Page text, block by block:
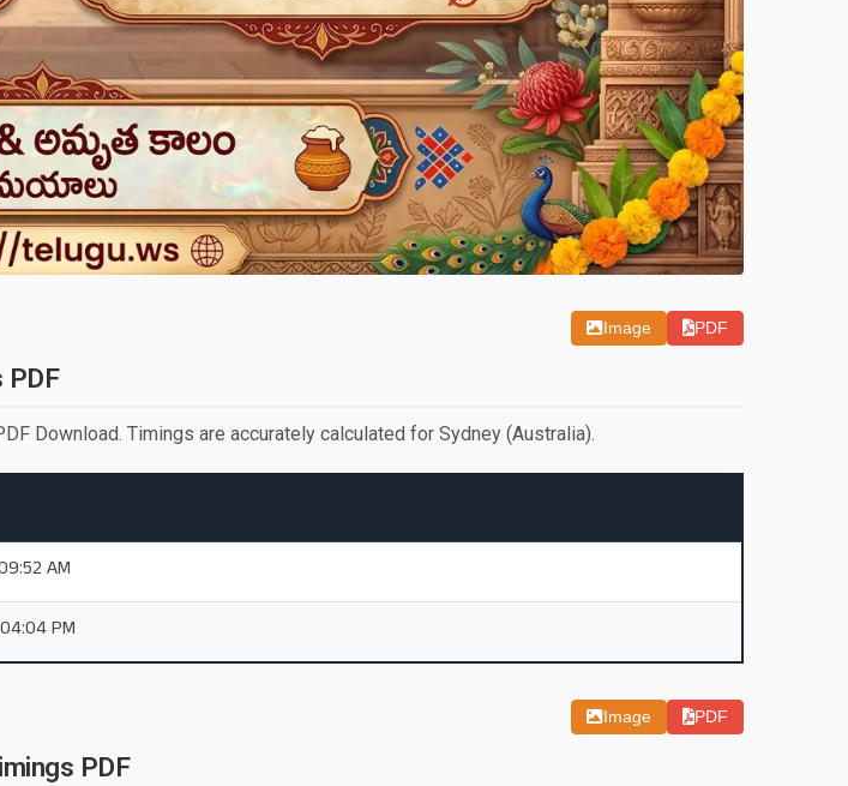
Image PDF
PDF
Download. Timings are accurately calculated for Sydney (Australia).
AM
PM
Image PDF
PDF